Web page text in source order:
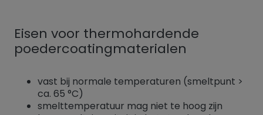
Eisen voor thermohardende
poedercoatingmaterialen
vast bij normale temperaturen (smeltpunt >
ca. 65 °C)
smelttemperatuur mag niet te hoog zijn